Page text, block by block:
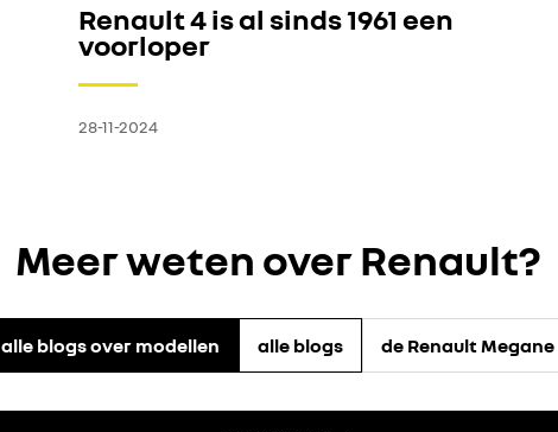
Renault 4 is al sinds 1961 een
voorloper
28-11-2024
Meer weten over Renault?
alle blogs over modellen alle blogs de Renault Megane